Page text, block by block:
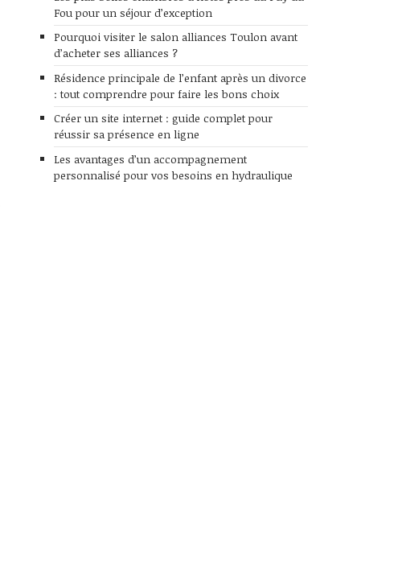
Fou pour un séjour d’exception
Pourquoi visiter le salon alliances Toulon avant
d’acheter ses alliances ?
Résidence principale de l’enfant après un divorce
: tout comprendre pour faire les bons choix
Créer un site internet : guide complet pour
réussir sa présence en ligne
Les avantages d’un accompagnement
personnalisé pour vos besoins en hydraulique